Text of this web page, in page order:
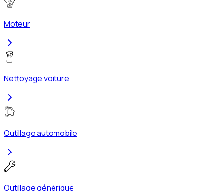
Moteur
Nettoyage voiture
Outillage automobile
Outillage générique